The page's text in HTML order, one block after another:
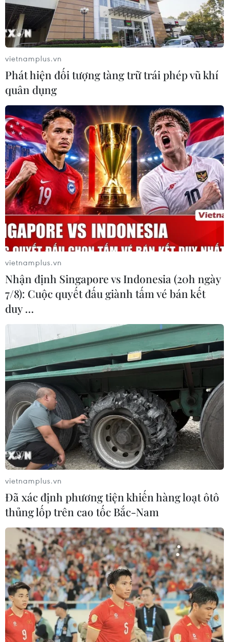
Ít nhất 8 công nhân thiệt mạng do nổ mỏ
than đá tại Pakistan
13/08/2018 09:35
Khi vụ nổ xảy ra có khoảng 22 công nhân đang làm
việc dưới các đường hầm của khu mỏ, trong đó một số
thợ mỏ đang ở độ sâu tới hơn 1.200m.
Sập hầm mỏ tại Trung Quốc khiến hàng
chục người thiệt mạng
29/10/2018 12:38
Truyền thông Trung Quốc ngày 29/10 xác nhận 21 người
đã thiệt mạng trong một vụ sập hầm mỏ tại tỉnh Sơn
Đông, phía Đông nước này hơn 1 tuần trước đó.
vietnamplus.vn
Phát hiện đối tượng tàng trữ trái phép vũ khí
quân dụng
vietnamplus.vn
Nhận định Singapore vs Indonesia (20h ngày
7/8): Cuộc quyết đấu giành tấm vé bán kết
duy …
vietnamplus.vn
Đã xác định phương tiện khiến hàng loạt ôtô
thủng lốp trên cao tốc Bắc-Nam